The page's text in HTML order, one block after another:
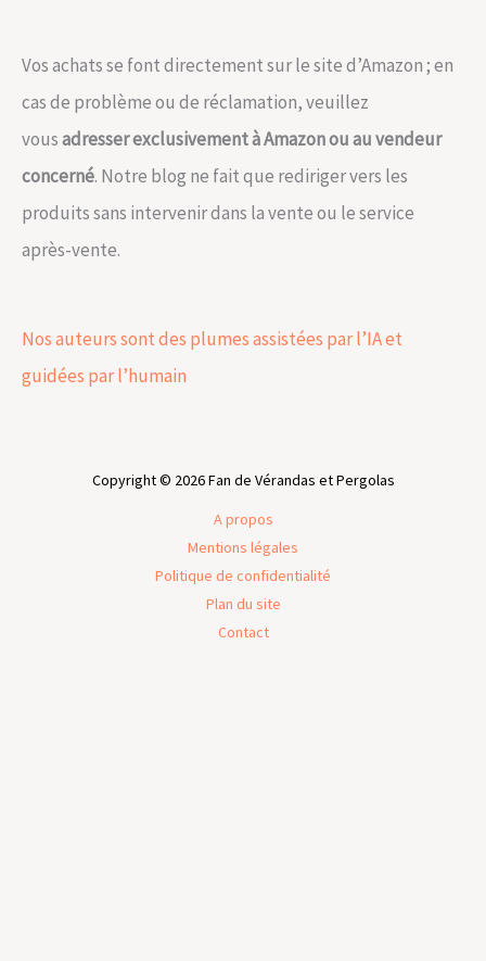
Vos achats se font directement sur le site d’Amazon ; en
cas de problème ou de réclamation, veuillez
vousadresser exclusivement à Amazon ou au vendeur
concerné. Notre blog ne fait que rediriger vers les
produits sans intervenir dans la vente ou le service
après-vente.
Nos auteurs sont des plumes assistées par l’IA et
guidées par l’humain
Copyright © 2026 Fan de Vérandas et Pergolas
A propos
Mentions légales
Politique de confidentialité
Plan du site
Contact